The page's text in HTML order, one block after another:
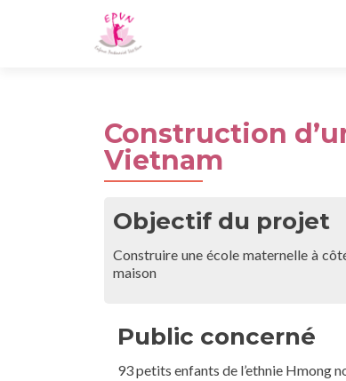
Construction
Vietnam
Objectif du projet
Construire une école maternelle à
maison
Public concerné
93 petits enfants de l’ethnie Hmong